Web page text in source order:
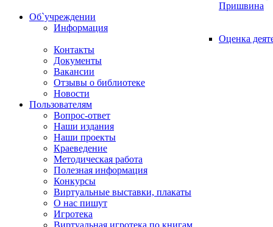
Пришвина
Об`учреждении
Информация
Оценка
Контакты
Документы
Вакансии
Отзывы о библиотеке
Новости
Пользователям
Вопрос-ответ
Наши издания
Наши проекты
Краеведение
Методическая работа
Полезная информация
Конкурсы
Виртуальные выставки, плакаты
О нас пишут
Игротека
Виртуальная игротека по книгам